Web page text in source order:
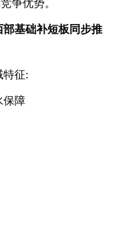
争优势。
基础补短板同步推
特征:
保障